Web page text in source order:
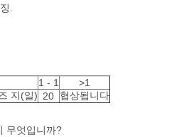
.
1 - 1
>1
지(일) 20 협상됩니다
무엇입니까?